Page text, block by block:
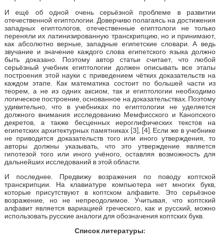
И ещё об одной очень серьёзной проблеме в развитии
отечественной египтологии. Доверчиво полагаясь на достижения
западных египтологов, отечественные египтологи не только
переняли их латинизированную транскрипцию, но и принимают,
как абсолютно верные, западные египетские словари. А ведь
звучание и значение каждого слова египетского языка должно
быть доказано. Поэтому автор статьи считает, что любой
серьёзный учебник египтологии должен описывать все этапы
построения этой науки с приведением чётких доказательств на
каждом этапе. Как математика состоит по большей части из
теорем, а не из одних аксиом, так и египтологии необходимо
логическое построение, основанное на доказательствах. Поэтому
удивительно, что в учебниках по египтологии не уделяется
должного внимания исследованию Мемфисского и Канопского
декретов, а также бесценных иероглифических текстов на
египетских архитектурных памятниках [3], [4]. Если же в учебнике
не приводится доказательств того или иного утверждения, то
авторы должны указывать, что это утверждение является
гипотезой того или иного учёного, оставляя возможность для
дальнейших исследований в этой области.
И последнее. Предвижу возражения по поводу коптской
транскрипции. На клавиатуре компьютера нет многих букв,
которые присутствуют в коптском алфавите. Это серьёзное
возражение, но не непреодолимое. Учитывая, что коптский
алфавит является вариацией греческого, как и русский, можно
использовать русские аналоги для обозначения коптских букв.
Список литературы: